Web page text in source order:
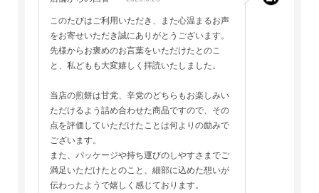
このたびはご利用いただき、また心温まるお声
をお寄せいただき誠にありがとうございます。
先様からお褒めのお言葉をいただけたとのこ
と、私どもも大変嬉しく拝読いたしました。
当店の煎餅は甘党、辛党のどちらもお楽しみい
ただけるよう詰め合わせた商品ですので、その
点を評価していただけたことは何よりの励みで
ございます。
また、パッケージや持ち運びのしやすさまでご
満足いただけたとのこと、細部に込めた想いが
伝わったようで嬉しく感じております。